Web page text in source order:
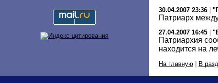
30.04.2007 23:36
Патриарх
27.04.2007 16:45
Патриархия
находится на
На главную | В